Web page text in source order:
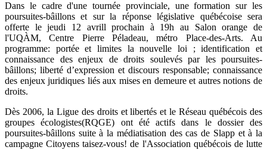
Dans le cadre d'une tournée provinciale, une formation sur les
poursuites-bâillons et sur la réponse législative québécoise sera
offerte le jeudi 12 avrill prochain à 19h au Salon orange de
l'UQÀM, Centre Pierre Péladeau, métro Place-des-Arts. Au
programme: portée et limites la nouvelle loi ; identification et
connaissance des enjeux de droits soulevés par les poursuites-
bâillons; liberté d’expression et discours responsable; connaissance
des enjeux juridiques liés aux mises en demeure et autres notions de
droits.
Dès 2006, la Ligue des droits et libertés et le Réseau québécois des
groupes écologistes(RQGE) ont été actifs dans le dossier des
poursuites-bâillons suite à la médiatisation des cas de Slapp et à la
campagne Citoyens taisez-vous! de l'Association québécois de lutte